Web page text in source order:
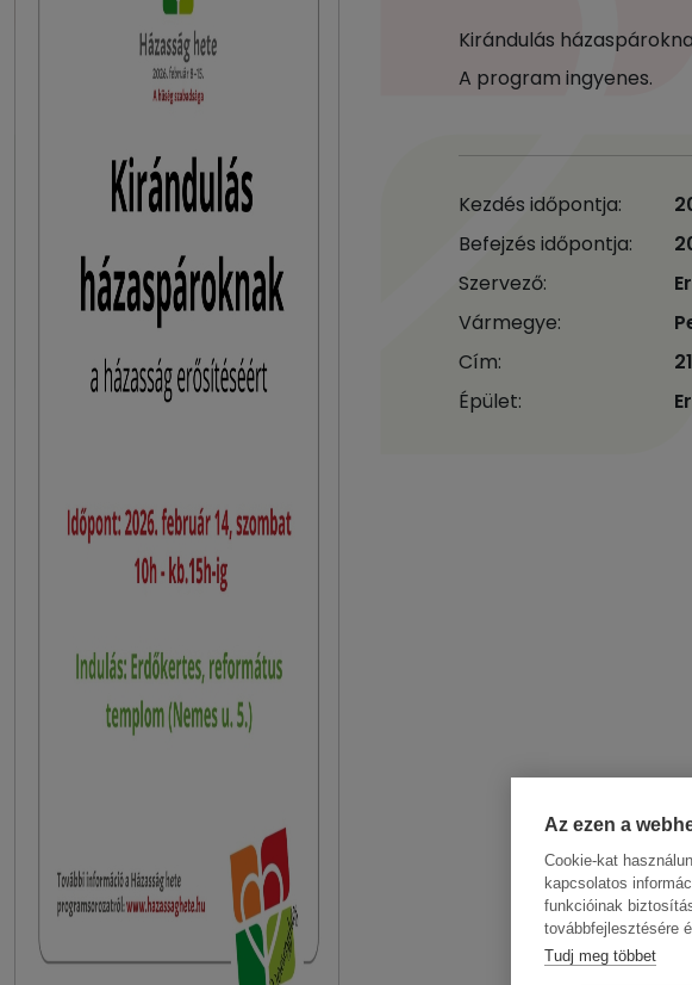
Kirándulás
A program ingyenes.
Kezdés időpontja:
Befejzés időpontja:
Szervező:
Vármegye:
Cím:
Épület:
Az ezen a
Cookie-kat
kapcsolatos
funkcióinak
továbbfejlesztésére
Tudj meg többet